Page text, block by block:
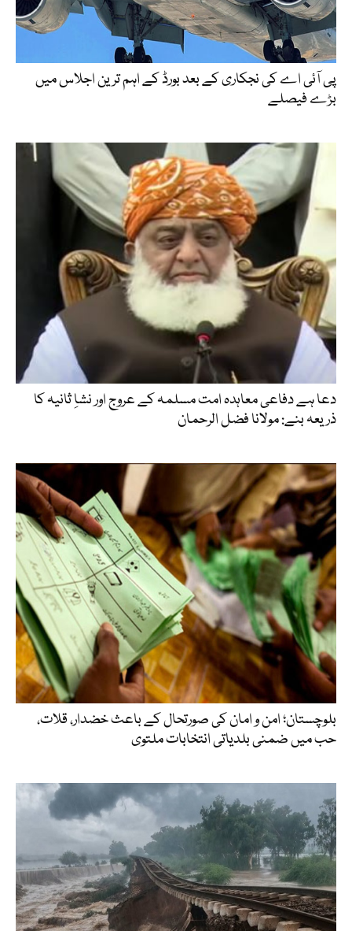
پی آئی اے کی نجکاری کے بعد بورڈ کے اہم ترین اجلاس میں
بڑے فیصلے
دعا ہے دفاعی معاہدہ امت مسلمہ کے عروج اور نشاِ ثانیہ کا
ذریعہ بنے: مولانا فضل الرحمان
بلوچستان؛ امن و امان کی صورتحال کے باعث خضدار، قلات،
حب میں ضمنی بلدیاتی انتخابات ملتوی